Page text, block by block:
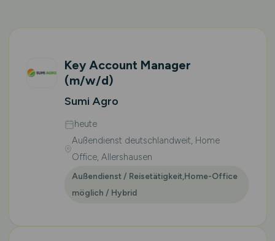
Key Account Manager
(m/w/d)
Sumi Agro
heute
Außendienst deutschlandweit, Home
Office, Allershausen
Außendienst / Reisetätigkeit,Home-Office
möglich / Hybrid